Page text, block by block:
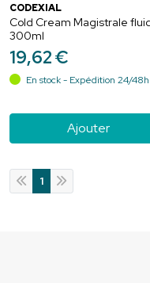
CODEXIAL
Cold Cream Magistrale
300ml
19,62€
En stock - Expédition 24/48h
Ajouter
1